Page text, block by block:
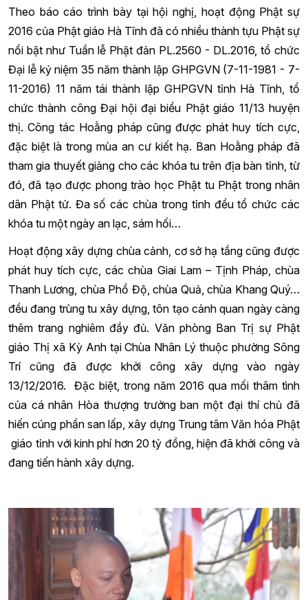
Theo báo cáo trình bày tại hội nghị, hoạt động Phật sự
2016 của Phật giáo Hà Tĩnh đã có nhiều thành tựu Phật sự
nổi bật như Tuần lễ Phật đản PL.2560 - DL.2016, tổ chức
Đại lễ kỷ niệm 35 năm thành lập GHPGVN (7-11-1981 - 7-
11-2016) 11 năm tái thành lập GHPGVN tỉnh Hà Tĩnh, tổ
chức thành công Đại hội đại biểu Phật giáo 11/13 huyện
thị. Công tác Hoằng pháp cũng được phát huy tích cực,
đặc biệt là trong mùa an cư kiết hạ. Ban Hoằng pháp đã
tham gia thuyết giảng cho các khóa tu trên địa bàn tỉnh, từ
đó, đã tạo được phong trào học Phật tu Phật trong nhân
dân Phật tử. Đa số các chùa trong tỉnh đều tổ chức các
khóa tu một ngày an lạc, sám hối…
Hoạt động xây dựng chùa cảnh, cơ sở hạ tầng cũng được
phát huy tích cực, các chùa Giai Lam – Tịnh Pháp, chùa
Thanh Lương, chùa Phổ Độ, chùa Quả, chùa Khang Quý…
đều đang trùng tu xây dựng, tôn tạo cảnh quan ngày càng
thêm trang nghiêm đầy đủ. Văn phòng Ban Trị sự Phật
giáo Thị xã Kỳ Anh tại Chùa Nhân Lý thuộc phường Sông
Trí cũng đã được khởi công xây dựng vào ngày
13/12/2016. Đặc biệt, trong năm 2016 qua mối thâm tình
của cá nhân Hòa thượng trưởng ban một đại thí chủ đã
hiến cúng phần san lấp, xây dựng Trung tâm Văn hóa Phật
giáo tỉnh với kinh phí hơn 20 tỷ đồng, hiện đã khởi công và
đang tiến hành xây dựng.